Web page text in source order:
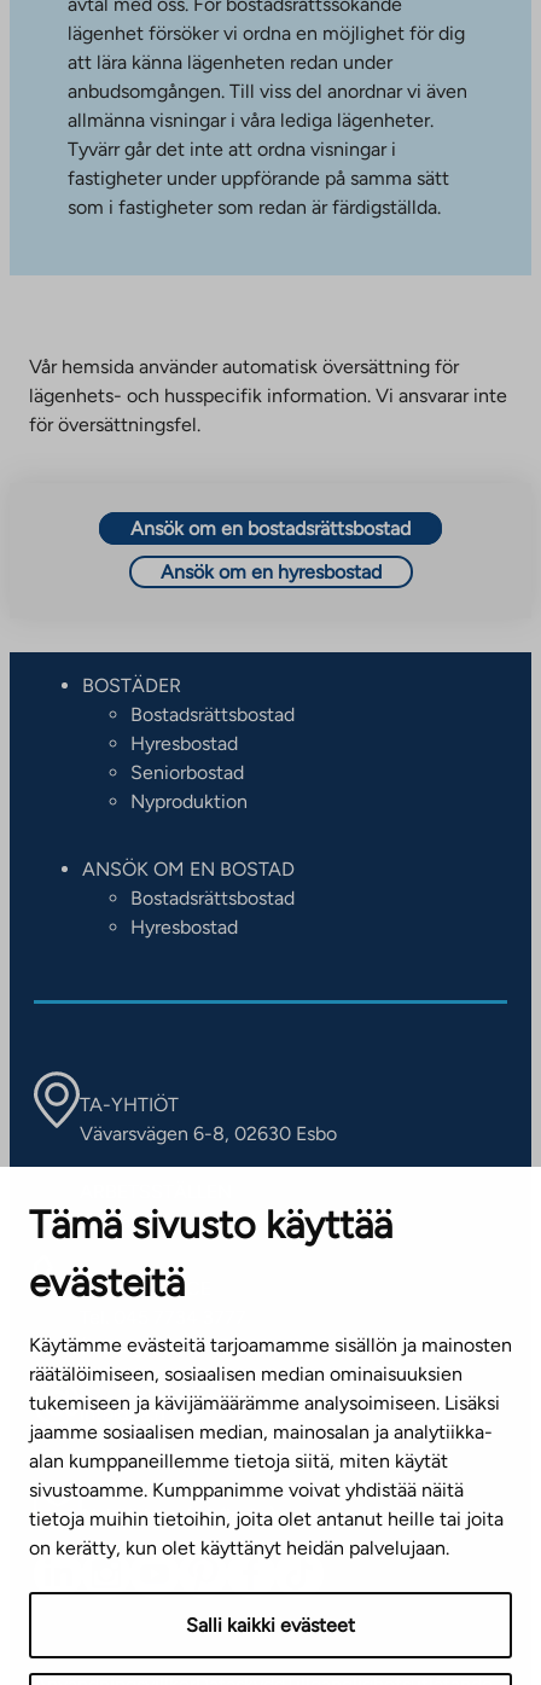
Tämä sivusto käyttää
evästeitä
Käytämme evästeitä tarjoamamme sisällön ja mainosten
räätälöimiseen, sosiaalisen median ominaisuuksien
tukemiseen ja kävijämäärämme analysoimiseen. Lisäksi
jaamme sosiaalisen median, mainosalan ja analytiikka-
alan kumppaneillemme tietoja siitä, miten käytät
sivustoamme. Kumppanimme voivat yhdistää näitä
tietoja muihin tietoihin, joita olet antanut heille tai joita
on kerätty, kun olet käyttänyt heidän palvelujaan.
Salli kaikki evästeet
lägenhet försöker vi ordna en möjlighet för dig
att lära känna lägenheten redan under
anbudsomgången. Till viss del anordnar vi även
allmänna visningar i våra lediga lägenheter.
Tyvärr går det inte att ordna visningar i
fastigheter under uppförande på samma sätt
som i fastigheter som redan är färdigställda.
Vår hemsida använder automatisk översättning för
lägenhets- och husspecifik information. Vi ansvarar inte
för översättningsfel.
Ansök om en bostadsrättsbostad
Ansök om en hyresbostad
BOSTÄDER
Bostadsrättsbostad
Hyresbostad
Seniorbostad
Nyproduktion
ANSÖK OM EN BOSTAD
Bostadsrättsbostad
Hyresbostad
TA-YHTIÖT
Vävarsvägen 6-8, 02630 Esbo
Kontaktinformation
KUNDSERVICE
(vardagar kl. 8–16)
info@ta.fi
Nyhetsbrev (på finska)